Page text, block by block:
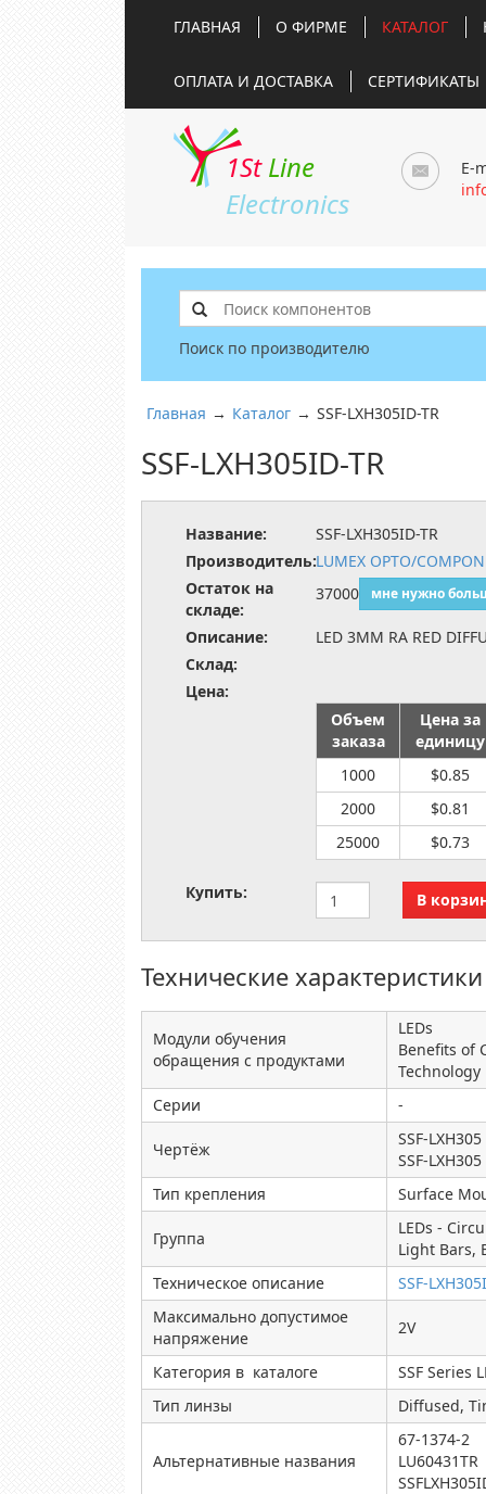
ГЛАВНАЯ О ФИРМЕ КАТАЛОГ
ОПЛАТА И ДОСТАВКА СЕРТИФИКАТЫ
1St Line
Electronics
E-
Поиск по производителю
Главная → Каталог → SSF-LXH305ID-TR
SSF-LXH305ID-TR
Название:
SSF-LXH305ID-TR
Производитель:LUMEX OPTO/
Остаток на
складе:
37000 мне нужно
Описание:
LED 3MM RA RED
Склад:
Цена:
Объем
заказа
Цена за
единицу
1000
$0.85
2000
$0.81
25000
$0.73
Купить:
Технические характеристики
Модули обучения
обращения с продуктами
LEDs
Benefits of
Technology
Серии
-
Чертёж
SSF-
SSF-
Тип крепления
Surface
Группа
LEDs -
Light Bars,
Техническое описание
SSF-
Максимально допустимое
напряжение
2V
Категория в каталоге
SSF Series
Тип линзы
Diffused,
Альтернативные названия
67-1374-2
LU60431TR